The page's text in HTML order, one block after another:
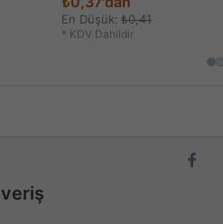
En Düşük: ₺0,41
* KDV Dahildir